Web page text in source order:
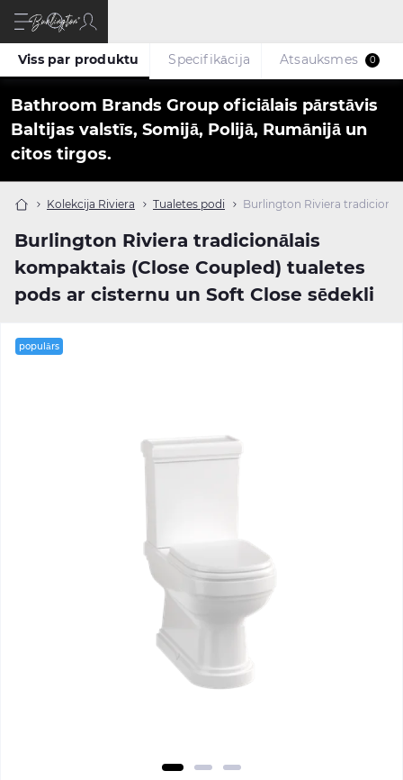
Bathroom Brands Group oficiālais pārstāvis
Baltijas valstīs, Somijā, Polijā, Rumānijā un
citos tirgos.
Kolekcija Riviera Tualetes podi Burlington Riviera
Burlington Riviera tradicionālais
kompaktais (Close Coupled) tualetes
pods ar cisternu un Soft Close sēdekli
Viss par produktu Specifikācija Atsauksmes 0
populārs